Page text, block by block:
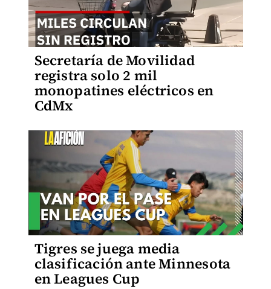
Secretaría de Movilidad
registra solo 2 mil
monopatines eléctricos en
CdMx
Tigres se juega media
clasificación ante Minnesota
en Leagues Cup